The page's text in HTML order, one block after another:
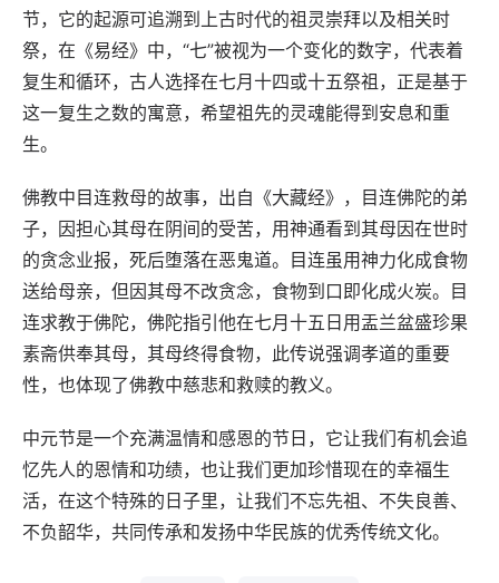
节，它的起源可追溯到上古时代的祖灵崇拜以及相关时
祭，在《易经》中，“七”被视为一个变化的数字，代表着
复生和循环，古人选择在七月十四或十五祭祖，正是基于
这一复生之数的寓意，希望祖先的灵魂能得到安息和重
生。
佛教中目连救母的故事，出自《大藏经》，目连佛陀的弟
子，因担心其母在阴间的受苦，用神通看到其母因在世时
的贪念业报，死后堕落在恶鬼道。目连虽用神力化成食物
送给母亲，但因其母不改贪念，食物到口即化成火炭。目
连求教于佛陀，佛陀指引他在七月十五日用盂兰盆盛珍果
素斋供奉其母，其母终得食物，此传说强调孝道的重要
性，也体现了佛教中慈悲和救赎的教义。
中元节是一个充满温情和感恩的节日，它让我们有机会追
忆先人的恩情和功绩，也让我们更加珍惜现在的幸福生
活，在这个特殊的日子里，让我们不忘先祖、不失良善、
不负韶华，共同传承和发扬中华民族的优秀传统文化。